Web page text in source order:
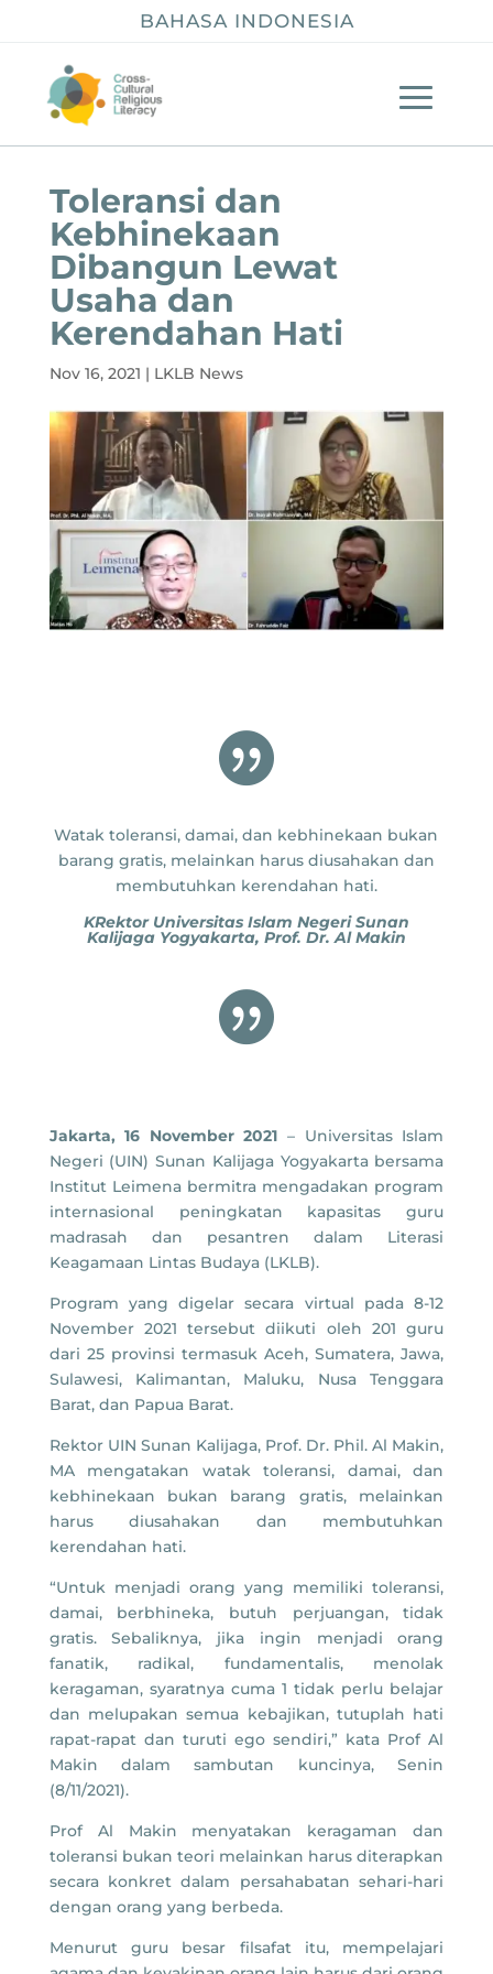
BAHASA INDONESIA
Toleransi dan
Kebhinekaan
Dibangun Lewat
Usaha dan
Kerendahan Hati
Nov 16, 2021 | LKLB News

Watak toleransi, damai, dan kebhinekaan bukan
barang gratis, melainkan harus diusahakan dan
membutuhkan kerendahan hati.
KRektor Universitas Islam Negeri Sunan
Kalijaga Yogyakarta, Prof. Dr. Al Makin

Jakarta, 16 November 2021 – Universitas Islam
Negeri (UIN) Sunan Kalijaga Yogyakarta bersama
Institut Leimena bermitra mengadakan program
internasional peningkatan kapasitas guru
madrasah dan pesantren dalam Literasi
Keagamaan Lintas Budaya (LKLB).
Program yang digelar secara virtual pada 8-12
November 2021 tersebut diikuti oleh 201 guru
dari 25 provinsi termasuk Aceh, Sumatera, Jawa,
Sulawesi, Kalimantan, Maluku, Nusa Tenggara
Barat, dan Papua Barat.
Rektor UIN Sunan Kalijaga, Prof. Dr. Phil. Al Makin,
MA mengatakan watak toleransi, damai, dan
kebhinekaan bukan barang gratis, melainkan
harus diusahakan dan membutuhkan
kerendahan hati.
“Untuk menjadi orang yang memiliki toleransi,
damai, berbhineka, butuh perjuangan, tidak
gratis. Sebaliknya, jika ingin menjadi orang
fanatik, radikal, fundamentalis, menolak
keragaman, syaratnya cuma 1 tidak perlu belajar
dan melupakan semua kebajikan, tutuplah hati
rapat-rapat dan turuti ego sendiri,” kata Prof Al
Makin dalam sambutan kuncinya, Senin
(8/11/2021).
Prof Al Makin menyatakan keragaman dan
toleransi bukan teori melainkan harus diterapkan
secara konkret dalam persahabatan sehari-hari
dengan orang yang berbeda.
Menurut guru besar filsafat itu, mempelajari